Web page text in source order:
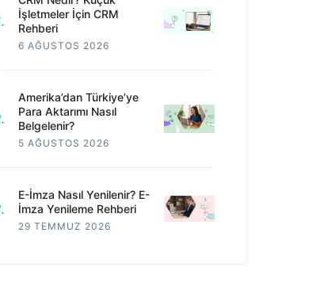
İşletmeler İçin CRM
Rehberi
6 AĞUSTOS 2026
Amerika’dan Türkiye’ye
Para Aktarımı Nasıl
Belgelenir?
5 AĞUSTOS 2026
E-İmza Nasıl Yenilenir? E-
İmza Yenileme Rehberi
29 TEMMUZ 2026